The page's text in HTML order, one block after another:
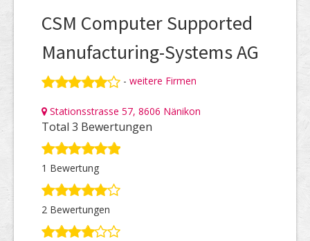
Vorteile
Preise
HELP Awards
Top Firmen
CSM Computer Supported
Manufacturing-Systems AG
- weitere Firmen
Stationsstrasse 57, 8606 Nänikon
Total 3 Bewertungen
1 Bewertung
2 Bewertungen